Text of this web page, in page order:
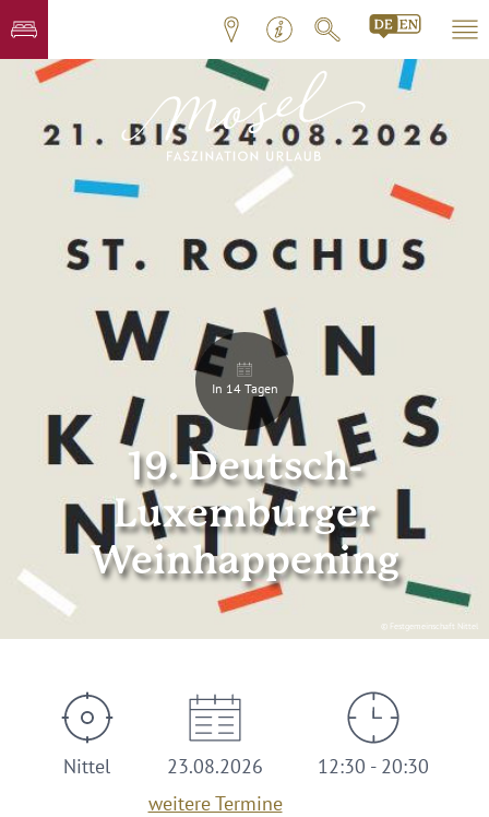
© Festgemeinschaft Nittel
In 14 Tagen
19. Deutsch-
Luxemburger
Weinhappening
Nittel
23.08.2026
weitere Termine
12:30 - 20:30